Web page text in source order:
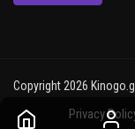
Copyright 2026
Privacy